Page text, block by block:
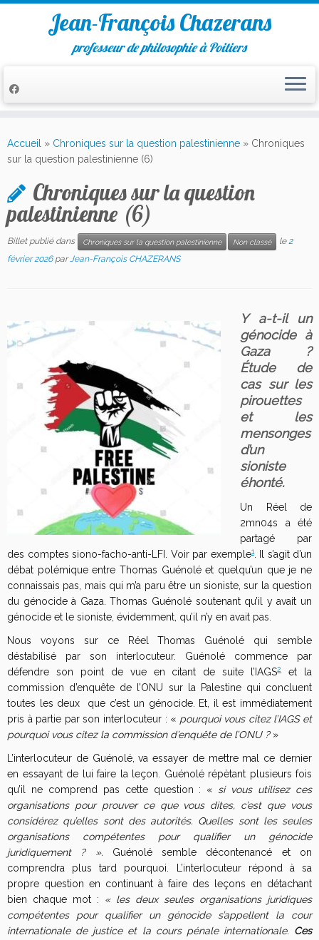
au
contenu
Jean-François Chazerans
professeur de philosophie à Poitiers
Accueil » Chroniques sur la question palestinienne » Chroniques
sur la question palestinienne (6)
Chroniques sur la question
palestinienne (6)
Billet publié dans Chroniques sur la question palestinienne Non classé le2
février 2026 parJean-François CHAZERANS
Y a-t-il un
génocide à
Gaza ?
Étude de
cas sur les
pirouettes
et les
mensonges
d’un
sioniste
éhonté.
Un Réel de
2mn04s a été
partagé par
des comptes siono-facho-anti-LFI. Voir par exemple1. Il s’agit d’un
débat polémique entre Thomas Guénolé et quelqu’un que je ne
connaissais pas, mais qui m’a paru être un sioniste, sur la question
du génocide à Gaza. Thomas Guénolé soutenant qu’il y avait un
génocide et le sioniste, évidemment, qu’il n’y en avait pas.
Nous voyons sur ce Réel Thomas Guénolé qui semble
déstabilisé par son interlocuteur. Guénolé commence par
défendre son point de vue en citant de suite l’IAGS2et la
commission d’enquête de l’ONU sur la Palestine qui concluent
toutes les deux que c’est un génocide. Et, il est immédiatement
pris à partie par son interlocuteur : « pourquoi vous citez l’IAGS et
pourquoi vous citez la commission d’enquête de l’ONU ?»
L’interlocuteur de Guénolé, va essayer de mettre mal ce dernier
en essayant de lui faire la leçon. Guénolé répètant plusieurs fois
qu’il ne comprend pas cette question : « si vous utilisez ces
organisations pour prouver ce que vous dites, c’est que vous
considérez qu’elles sont des autorités. Quelles sont les seules
organisations compétentes pour qualifier un génocide
juridiquement ? ». Guénolé semble décontenancé et on
comprendra plus tard pourquoi. L’interlocuteur répond à sa
propre question en continuant à faire des leçons en détachant
bien chaque mot : « les deux seules organisations juridiques
compétentes pour qualifier un génocide s’appellent la cour
internationale de justice et la cours pénale internationale. Ces